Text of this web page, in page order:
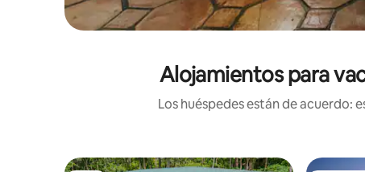
Alojamientos para
Los huéspedes están de acuerdo: